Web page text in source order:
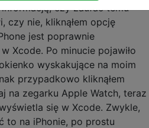
czy zaufać temu
czy nie, kliknąłem opcję
jest poprawnie
Xcode. Po minucie pojawiło
wyskakujące na moim
przypadkowo kliknąłem
na zegarku Apple Watch, teraz
się w Xcode. Zwykle,
to na iPhonie, po prostu